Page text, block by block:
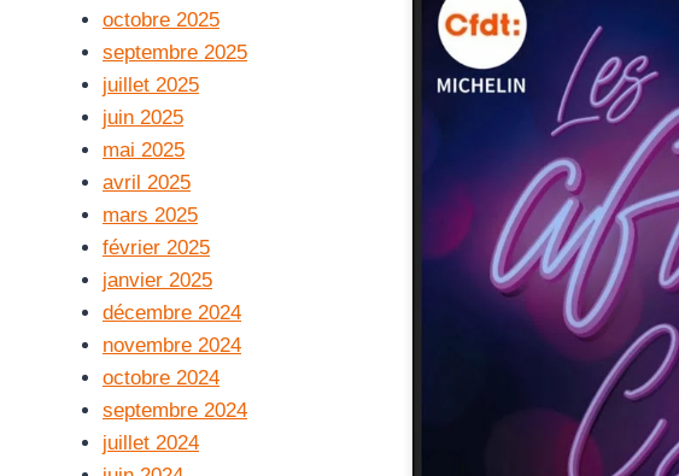
octobre 2025
septembre 2025
juillet 2025
juin 2025
mai 2025
avril 2025
mars 2025
février 2025
janvier 2025
décembre 2024
novembre 2024
octobre 2024
septembre 2024
juillet 2024